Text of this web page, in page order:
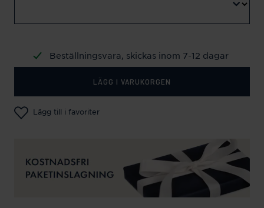
Beställningsvara, skickas inom 7-12 dagar
LÄGG I VARUKORGEN
Lägg till i favoriter